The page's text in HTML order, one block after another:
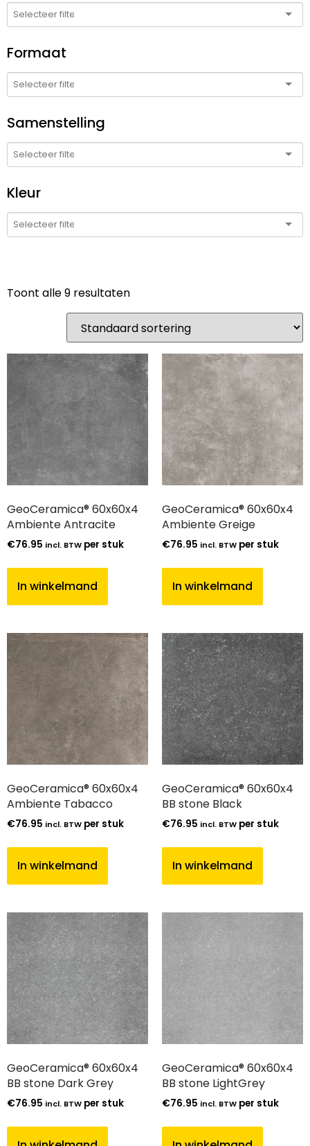
Formaat
Samenstelling
Kleur
Toont alle 9 resultaten
GeoCeramica® 60x60x4
Ambiente Antracite
€76.95 incl. BTW per stuk
In winkelmand
GeoCeramica® 60x60x4
Ambiente Greige
€76.95 incl. BTW per stuk
In winkelmand
GeoCeramica® 60x60x4
Ambiente Tabacco
€76.95 incl. BTW per stuk
In winkelmand
GeoCeramica® 60x60x4
BB stone Black
€76.95 incl. BTW per stuk
In winkelmand
GeoCeramica® 60x60x4
BB stone Dark Grey
€76.95 incl. BTW per stuk
GeoCeramica® 60x60x4
BB stone LightGrey
€76.95 incl. BTW per stuk